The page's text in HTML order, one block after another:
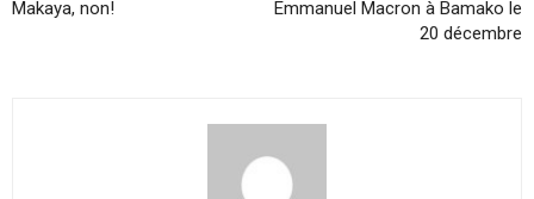
Makaya, non!
Emmanuel Macron à Bamako le
20 décembre